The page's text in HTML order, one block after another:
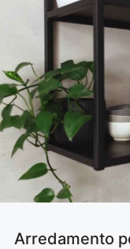
Arredamento